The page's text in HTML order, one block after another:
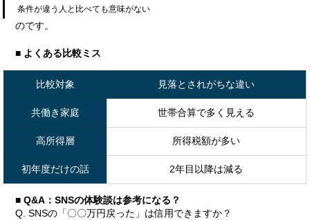
条件が違う人と比べても意味がない
のです。
■ よくある比較ミス
比較対象 見落とされがちな違い
共働き家庭 世帯合算で多く見える
高所得層 所得税額が多い
初年度だけの話 2年目以降は減る
■ Q&A：SNSの体験談は参考になる？
Q. SNSの「〇〇万円戻った」は信用できますか？